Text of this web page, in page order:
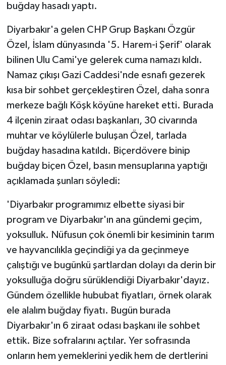
buğday hasadı yaptı.
Diyarbakır'a gelen CHP Grup Başkanı Özgür
Özel, İslam dünyasında '5. Harem-i Şerif' olarak
bilinen Ulu Cami'ye gelerek cuma namazı kıldı.
Namaz çıkışı Gazi Caddesi'nde esnafı gezerek
kısa bir sohbet gerçekleştiren Özel, daha sonra
merkeze bağlı Köşk köyüne hareket etti. Burada
4 ilçenin ziraat odası başkanları, 30 civarında
muhtar ve köylülerle buluşan Özel, tarlada
buğday hasadına katıldı. Biçerdövere binip
buğday biçen Özel, basın mensuplarına yaptığı
açıklamada şunları söyledi:
'Diyarbakır programımız elbette siyasi bir
program ve Diyarbakır'ın ana gündemi geçim,
yoksulluk. Nüfusun çok önemli bir kesiminin tarım
ve hayvancılıkla geçindiği ya da geçinmeye
çalıştığı ve bugünkü şartlardan dolayı da derin bir
yoksulluğa doğru sürüklendiği Diyarbakır'dayız.
Gündem özellikle hububat fiyatları, örnek olarak
ele alalım buğday fiyatı. Bugün burada
Diyarbakır'ın 6 ziraat odası başkanı ile sohbet
ettik. Bize sofralarını açtılar. Yer sofrasında
onların hem yemeklerini yedik hem de dertlerini